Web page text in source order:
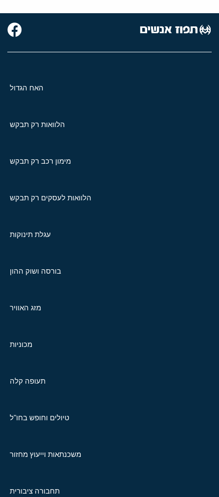
האח הגדול
הלוואות רק תבקש
מימון רכב רק תבקש
הלוואות לעסקים רק תבקש
עגלת תינוקות
בורסה ושוק ההון
מזג האוויר
מכוניות
תעופה קלה
טיולים וחופש בחו"ל
משכנתאות וייעוץ מחזור
תחבורה ציבורית